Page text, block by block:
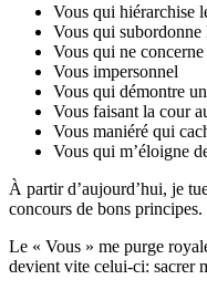
Vous qui hiérarchise
Vous qui subordonne
Vous qui ne concerne
Vous impersonnel
Vous qui démontre
Vous faisant la cour
Vous maniéré qui
Vous qui m’éloigne
À partir d’aujourd’hui, je
concours de bons principes.
Le « Vous » me purge
devient vite celui-ci: sacrer